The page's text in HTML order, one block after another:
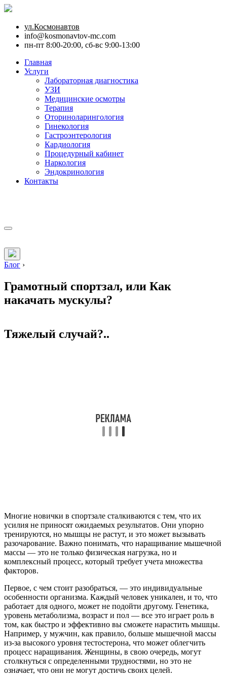
ул.Космонавтов
info@kosmonavtov-mc.com
пн-пт 8:00-20:00, сб-вс 9:00-13:00
Главная
Услуги
Лабораторная диагностика
УЗИ
Медицинские осмотры
Терапия
Оториноларингология
Гинекология
Гастроэнтерология
Кардиология
Процедурный кабинет
Наркология
Эндокринология
Контакты
Блог ›
Грамотный спортзал, или Как
накачать мускулы?
Тяжелый случай?..
Многие новички в спортзале сталкиваются с тем, что их
усилия не приносят ожидаемых результатов. Они упорно
тренируются, но мышцы не растут, и это может вызывать
разочарование. Важно понимать, что наращивание мышечной
массы — это не только физическая нагрузка, но и
комплексный процесс, который требует учета множества
факторов.
Первое, с чем стоит разобраться, — это индивидуальные
особенности организма. Каждый человек уникален, и то, что
работает для одного, может не подойти другому. Генетика,
уровень метаболизма, возраст и пол — все это играет роль в
том, как быстро и эффективно вы сможете нарастить мышцы.
Например, у мужчин, как правило, больше мышечной массы
из-за высокого уровня тестостерона, что может облегчить
процесс наращивания. Женщины, в свою очередь, могут
столкнуться с определенными трудностями, но это не
означает, что они не могут достичь своих целей.